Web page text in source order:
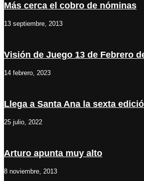
Más cerca el cobro de nóminas
13 septiembre, 2013
Visión de Juego 13 de Febrero
14 febrero, 2023
Llega a Santa Ana la sexta
25 julio, 2022
Arturo apunta muy alto
8 noviembre, 2013